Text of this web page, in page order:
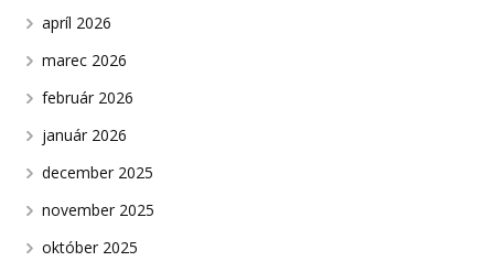
apríl 2026
marec 2026
február 2026
január 2026
december 2025
november 2025
október 2025